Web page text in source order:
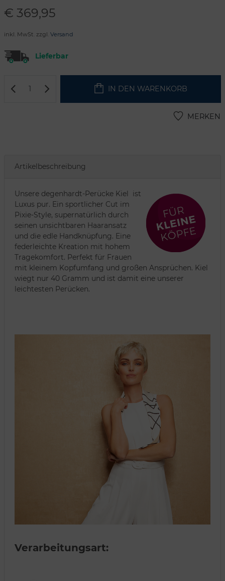
€ 369,95
inkl. MwSt. zzgl. Versand
Lieferbar
IN DEN WARENKORB
MERKEN
Artikelbeschreibung
Unsere degenhardt-Perücke Kiel ist
Luxus pur. Ein sportlicher Cut im
Pixie-Style, supernatürlich durch
seinen unsichtbaren Haaransatz
und die edle Handknüpfung. Eine
federleichte Kreation mit hohem
Tragekomfort. Perfekt für Frauen
mit kleinem Kopfumfang und großen Ansprüchen. Kiel
wiegt nur 40 Gramm und ist damit eine unserer
leichtesten Perücken.
Verarbeitungsart: